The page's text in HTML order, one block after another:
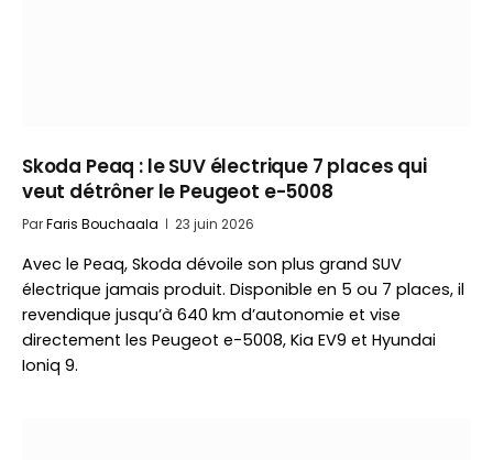
Skoda Peaq : le SUV électrique 7 places qui
veut détrôner le Peugeot e-5008
ParFaris Bouchaala 23 juin 2026
Avec le Peaq, Skoda dévoile son plus grand SUV
électrique jamais produit. Disponible en 5 ou 7 places, il
revendique jusqu’à 640 km d’autonomie et vise
directement les Peugeot e-5008, Kia EV9 et Hyundai
Ioniq 9.